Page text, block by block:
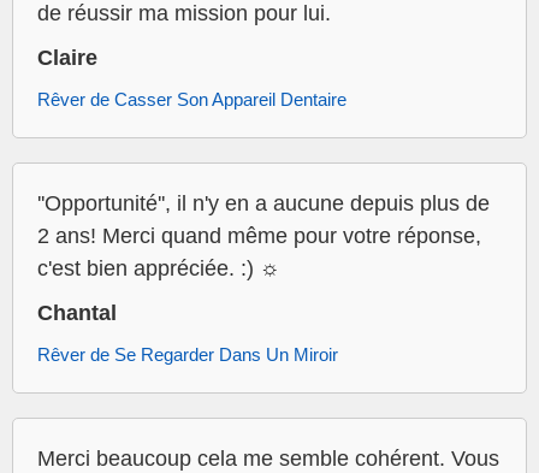
de réussir ma mission pour lui.
Claire
Rêver de Casser Son Appareil Dentaire
''Opportunité'', il n'y en a aucune depuis plus de
2 ans! Merci quand même pour votre réponse,
c'est bien appréciée. :) ☼
Chantal
Rêver de Se Regarder Dans Un Miroir
Merci beaucoup cela me semble cohérent. Vous